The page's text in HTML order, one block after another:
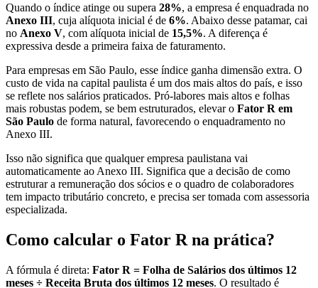
Quando o índice atinge ou supera 28%, a empresa é enquadrada no
Anexo III, cuja alíquota inicial é de 6%. Abaixo desse patamar, cai
no Anexo V, com alíquota inicial de 15,5%. A diferença é
expressiva desde a primeira faixa de faturamento.
Para empresas em São Paulo, esse índice ganha dimensão extra. O
custo de vida na capital paulista é um dos mais altos do país, e isso
se reflete nos salários praticados. Pró-labores mais altos e folhas
mais robustas podem, se bem estruturados, elevar o Fator R em
São Paulo de forma natural, favorecendo o enquadramento no
Anexo III.
Isso não significa que qualquer empresa paulistana vai
automaticamente ao Anexo III. Significa que a decisão de como
estruturar a remuneração dos sócios e o quadro de colaboradores
tem impacto tributário concreto, e precisa ser tomada com assessoria
especializada.
Como calcular o Fator R na prática?
A fórmula é direta: Fator R = Folha de Salários dos últimos 12
meses ÷ Receita Bruta dos últimos 12 meses. O resultado é